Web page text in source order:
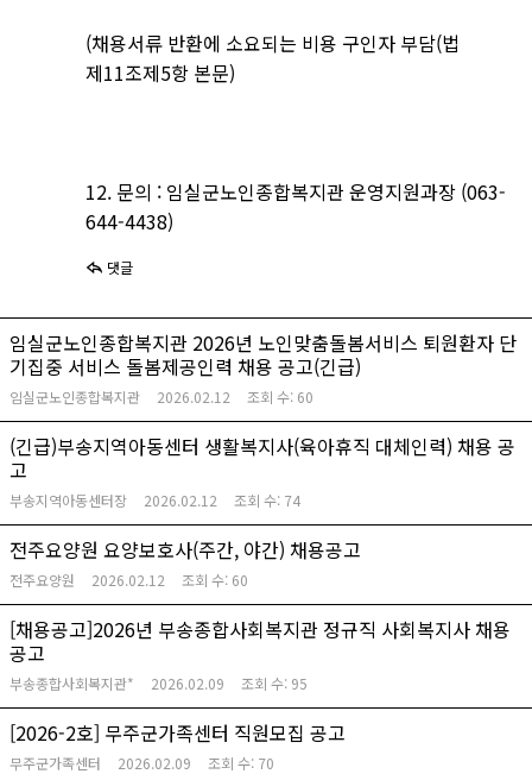
(채용서류 반환에 소요되는 비용 구인자 부담(법
제11조제5항 본문)
12. 문의 : 임실군노인종합복지관 운영지원과장 (063-
644-4438)
댓글
임실군노인종합복지관 2026년 노인맞춤돌봄서비스 퇴원환자 단
기집중 서비스 돌봄제공인력 채용 공고(긴급)
임실군노인종합복지관 2026.02.12 조회 수: 60
(긴급)부송지역아동센터 생활복지사(육아휴직 대체인력) 채용 공
고
부송지역아동센터장 2026.02.12 조회 수: 74
전주요양원 요양보호사(주간, 야간) 채용공고
전주요양원 2026.02.12 조회 수: 60
[채용공고]2026년 부송종합사회복지관 정규직 사회복지사 채용
공고
부송종합사회복지관* 2026.02.09 조회 수: 95
[2026-2호] 무주군가족센터 직원모집 공고
무주군가족센터 2026.02.09 조회 수: 70